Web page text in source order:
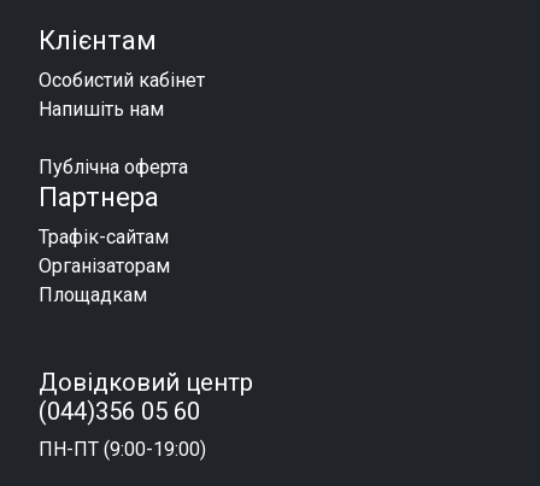
Клієнтам
Особистий кабінет
Напишіть нам
Публічна оферта
Партнера
Трафік-сайтам
Організаторам
Площадкам
Довідковий центр
(044)356 05 60
ПН-ПТ (9:00-19:00)